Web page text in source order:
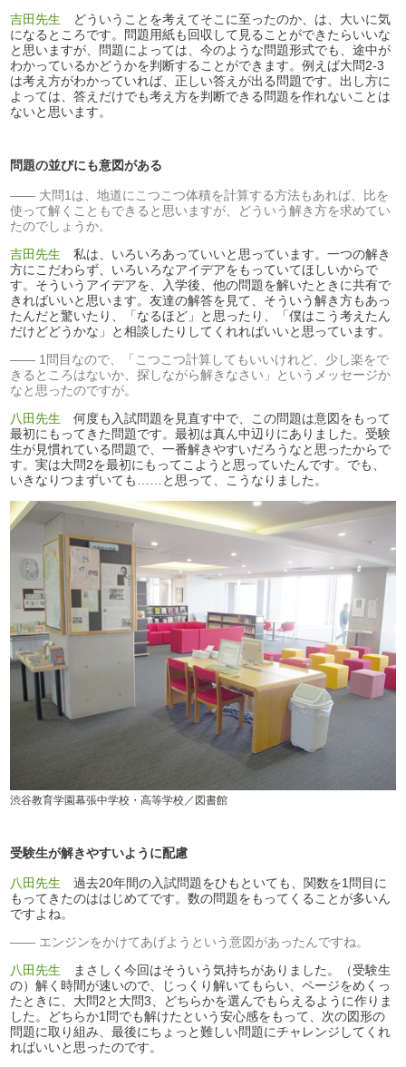
吉田先生 どういうことを考えてそこに至ったのか、は、大いに気
になるところです。問題用紙も回収して見ることができたらいいな
と思いますが、問題によっては、今のような問題形式でも、途中が
わかっているかどうかを判断することができます。例えば大問2-3
は考え方がわかっていれば、正しい答えが出る問題です。出し方に
よっては、答えだけでも考え方を判断できる問題を作れないことは
ないと思います。
問題の並びにも意図がある
大問1は、地道にこつこつ体積を計算する方法もあれば、比を
使って解くこともできると思いますが、どういう解き方を求めてい
たのでしょうか。
吉田先生 私は、いろいろあっていいと思っています。一つの解き
方にこだわらず、いろいろなアイデアをもっていてほしいからで
す。そういうアイデアを、入学後、他の問題を解いたときに共有で
きればいいと思います。友達の解答を見て、そういう解き方もあっ
たんだと驚いたり、「なるほど」と思ったり、「僕はこう考えたん
だけどどうかな」と相談したりしてくれればいいと思っています。
1問目なので、「こつこつ計算してもいいけれど、少し楽をで
きるところはないか、探しながら解きなさい」というメッセージか
なと思ったのですが。
八田先生 何度も入試問題を見直す中で、この問題は意図をもって
最初にもってきた問題です。最初は真ん中辺りにありました。受験
生が見慣れている問題で、一番解きやすいだろうなと思ったからで
す。実は大問2を最初にもってこようと思っていたんです。でも、
いきなりつまずいても……と思って、こうなりました。
渋谷教育学園幕張中学校・高等学校／図書館
受験生が解きやすいように配慮
八田先生 過去20年間の入試問題をひもといても、関数を1問目に
もってきたのははじめてです。数の問題をもってくることが多いん
ですよね。
エンジンをかけてあげようという意図があったんですね。
八田先生 まさしく今回はそういう気持ちがありました。（受験生
の）解く時間が速いので、じっくり解いてもらい、ページをめくっ
たときに、大問2と大問3、どちらかを選んでもらえるように作りま
した。どちらか1問でも解けたという安心感をもって、次の図形の
問題に取り組み、最後にちょっと難しい問題にチャレンジしてくれ
ればいいと思ったのです。